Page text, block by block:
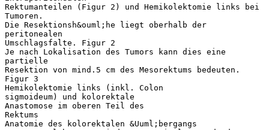
Rektumanteilen (Figur 2) und Hemikolektomie links bei
Tumoren.
Die Resektionsh&ouml;he liegt oberhalb der
peritonealen
Umschlagsfalte. Figur 2
Je nach Lokalisation des Tumors kann dies eine
partielle
Resektion von mind.5 cm des Mesorektums bedeuten.
Figur 3
Hemikolektomie links (inkl. Colon
sigmoideum) und kolorektale
Anastomose im oberen Teil des
Rektums
Anatomie des kolorektalen &Uuml;bergangs